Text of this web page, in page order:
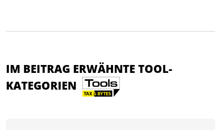
IM BEITRAG ERWÄHNTE TOOL-
KATEGORIEN